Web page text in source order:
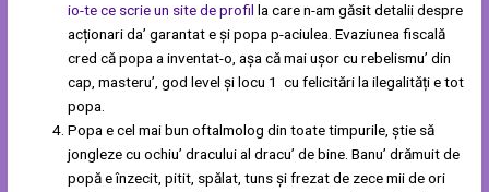
io-te ce scrie un site de profilla care n-am găsit detalii despre
acționari da’ garantat e și popa p-aciulea. Evaziunea fiscală
cred că popa a inventat-o, așa că mai ușor cu rebelismu’ din
cap, masteru’, god level și locu 1 cu felicitări la ilegalități e tot
popa.
Popa e cel mai bun oftalmolog din toate timpurile, știe să
jongleze cu ochiu’ dracului al dracu’ de bine. Banu’ drămuit de
popă e înzecit, pitit, spălat, tuns și frezat de zece mii de ori